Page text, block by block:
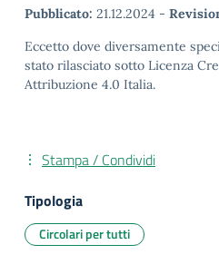
Pubblicato: 21.12.2024 -
Eccetto dove diversamente
stato rilasciato sotto Licenza
Attribuzione 4.0 Italia.
Stampa / Condividi
Tipologia
Circolari per tutti